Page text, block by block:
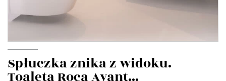
Spłuczka znika z widoku.
Toaleta Roca Avant...